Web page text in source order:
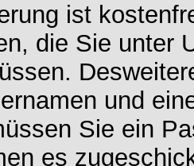
ist
die Sie unter
und
Sie ein
es